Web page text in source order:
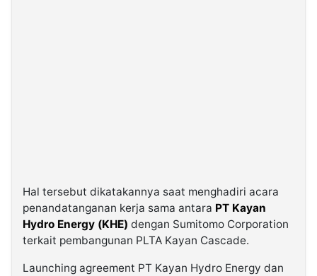
Hal tersebut dikatakannya saat menghadiri acara
penandatanganan kerja sama antara PT Kayan
Hydro Energy (KHE) dengan Sumitomo Corporation
terkait pembangunan PLTA Kayan Cascade.
Launching agreement PT Kayan Hydro Energy dan